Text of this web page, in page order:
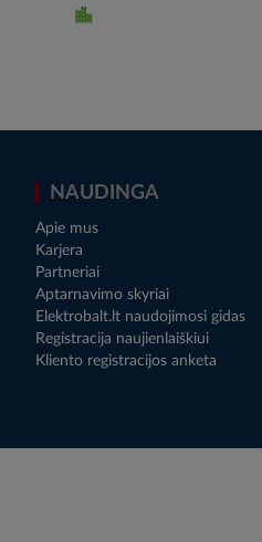
NAUDINGA
Apie mus
Karjera
Partneriai
Aptarnavimo skyriai
Elektrobalt.lt naudojimosi gidas
Registracija naujienlaiškiui
Kliento registracijos anketa